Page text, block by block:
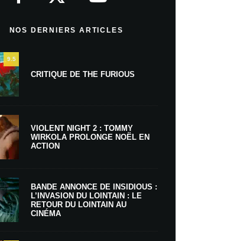
NOS DERNIERS ARTICLES
9.5
CRITIQUE DE THE FURIOUS
VIOLENT NIGHT 2 : TOMMY
WIRKOLA PROLONGE NOËL EN
ACTION
BANDE ANNONCE DE INSIDIOUS :
L’INVASION DU LOINTAIN : LE
RETOUR DU LOINTAIN AU
CINÉMA